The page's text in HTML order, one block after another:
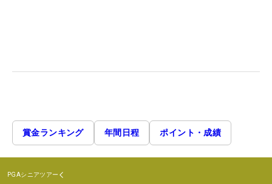
賞金ランキング 年間日程 ポイント・成績
PGAシニアツアー